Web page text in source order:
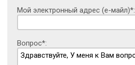
Мой электронный адрес (е-майл)*:
Вопрос*: